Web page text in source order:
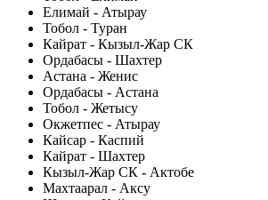
Елимай - Атырау
Тобол - Туран
Кайрат - Кызыл-Жар СК
Ордабасы - Шахтер
Астана - Женис
Ордабасы - Астана
Тобол - Жетысу
Окжетпес - Атырау
Кайсар - Каспий
Кайрат - Шахтер
Кызыл-Жар СК - Актобе
Махтаарал - Аксу